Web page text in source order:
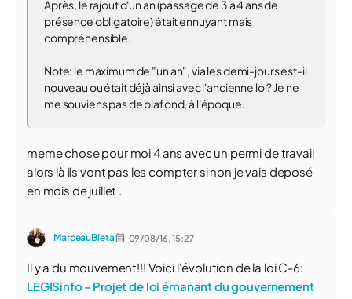
Après, le rajout d'un an (passage de 3 a 4 ans de
présence obligatoire) était ennuyant mais
compréhensible.
Note: le maximum de "un an", via les demi-jours est-il
nouveau ou était déjà ainsi avec l'ancienne loi? Je ne
me souviens pas de plafond, à l'époque.
meme chose pour moi 4 ans avec un permi de travail
alors là ils vont pas les compter si non je vais deposé
en mois de juillet .
MarceauBleta 09/08/16,15:27
Il y a du mouvement!!! Voici l'évolution de la loi C-6:
LEGISinfo - Projet de loi émanant du gouvernement